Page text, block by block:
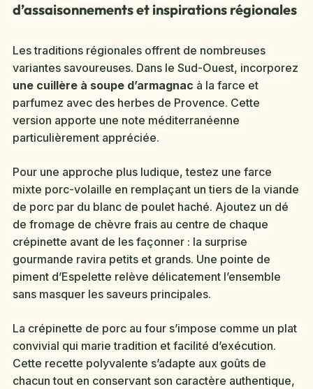
d’assaisonnements et inspirations régionales
Les traditions régionales offrent de nombreuses
variantes savoureuses. Dans le Sud-Ouest, incorporez
une cuillère à soupe d’armagnac à la farce et
parfumez avec des herbes de Provence. Cette
version apporte une note méditerranéenne
particulièrement appréciée.
Pour une approche plus ludique, testez une farce
mixte porc-volaille en remplaçant un tiers de la viande
de porc par du blanc de poulet haché. Ajoutez un dé
de fromage de chèvre frais au centre de chaque
crépinette avant de les façonner : la surprise
gourmande ravira petits et grands. Une pointe de
piment d’Espelette relève délicatement l’ensemble
sans masquer les saveurs principales.
La crépinette de porc au four s’impose comme un plat
convivial qui marie tradition et facilité d’exécution.
Cette recette polyvalente s’adapte aux goûts de
chacun tout en conservant son caractère authentique,